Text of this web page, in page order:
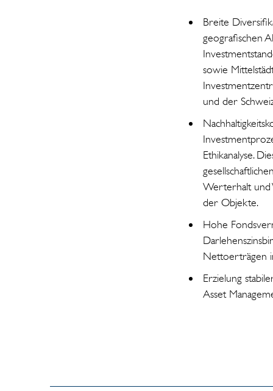
Breite
geografischen
sowie
und der
Ethikanalyse.
Werterhalt und
der Objekte.
Hohe
Nettoerträgen
Erzielung
Asset